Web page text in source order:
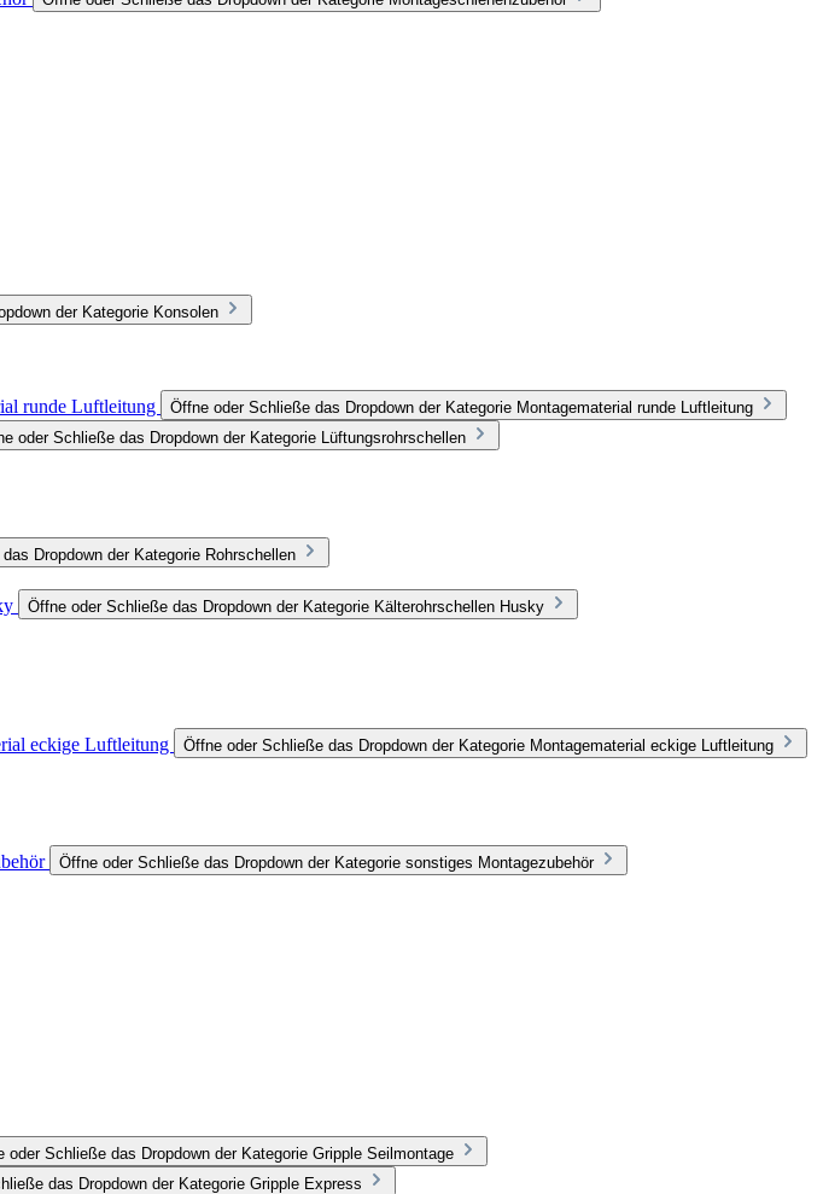
der Kategorie Konsolen
runde Luftleitung
Öffne oder Schließe das Dropdown der Kategorie Montagematerial runde Luftleitung
oder Schließe das Dropdown der Kategorie Lüftungsrohrschellen
Dropdown der Kategorie Rohrschellen
Öffne oder Schließe das Dropdown der Kategorie Kälterohrschellen Husky
eckige Luftleitung Öffne oder Schließe das Dropdown der Kategorie Montagematerial eckige Luftleitung
Öffne oder Schließe das Dropdown der Kategorie sonstiges Montagezubehör
oder Schließe das Dropdown der Kategorie Gripple Seilmontage
das Dropdown der Kategorie Gripple Express